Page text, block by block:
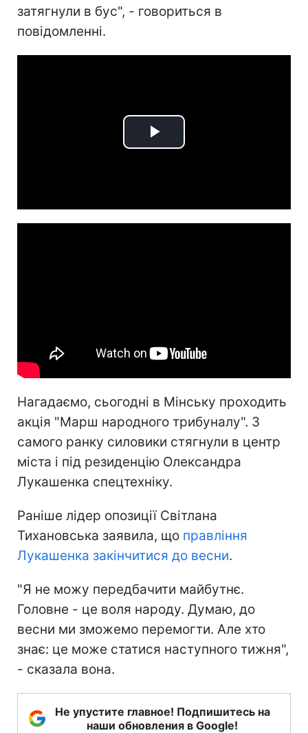
затягнули в бус", - говориться в
повідомленні.
Play
Нагадаємо, сьогодні в Мінську проходить
акція "Марш народного трибуналу". З
самого ранку силовики стягнули в центр
міста і під резиденцію Олександра
Лукашенка спецтехніку.
Раніше лідер опозиції Світлана
Тихановська заявила, що правління
Лукашенка закінчитися до весни.
"Я не можу передбачити майбутнє.
Головне - це воля народу. Думаю, до
весни ми зможемо перемогти. Але хто
знає: це може статися наступного тижня",
- сказала вона.
Не упустите главное! Подпишитесь на
наши обновления в Google!